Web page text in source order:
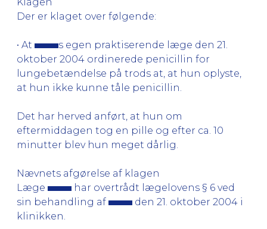
Der er klaget over følgende:
• At
s egen praktiserende læge den 21.
oktober 2004 ordinerede penicillin for
lungebetændelse på trods at, at hun oplyste,
at hun ikke kunne tåle penicillin.
Det har herved anført, at hun om
eftermiddagen tog en pille og efter ca. 10
minutter blev hun meget dårlig.
Nævnets afgørelse af klagen
Læge
har overtrådt lægelovens § 6 ved
sin behandling af
den 21. oktober 2004 i
klinikken.